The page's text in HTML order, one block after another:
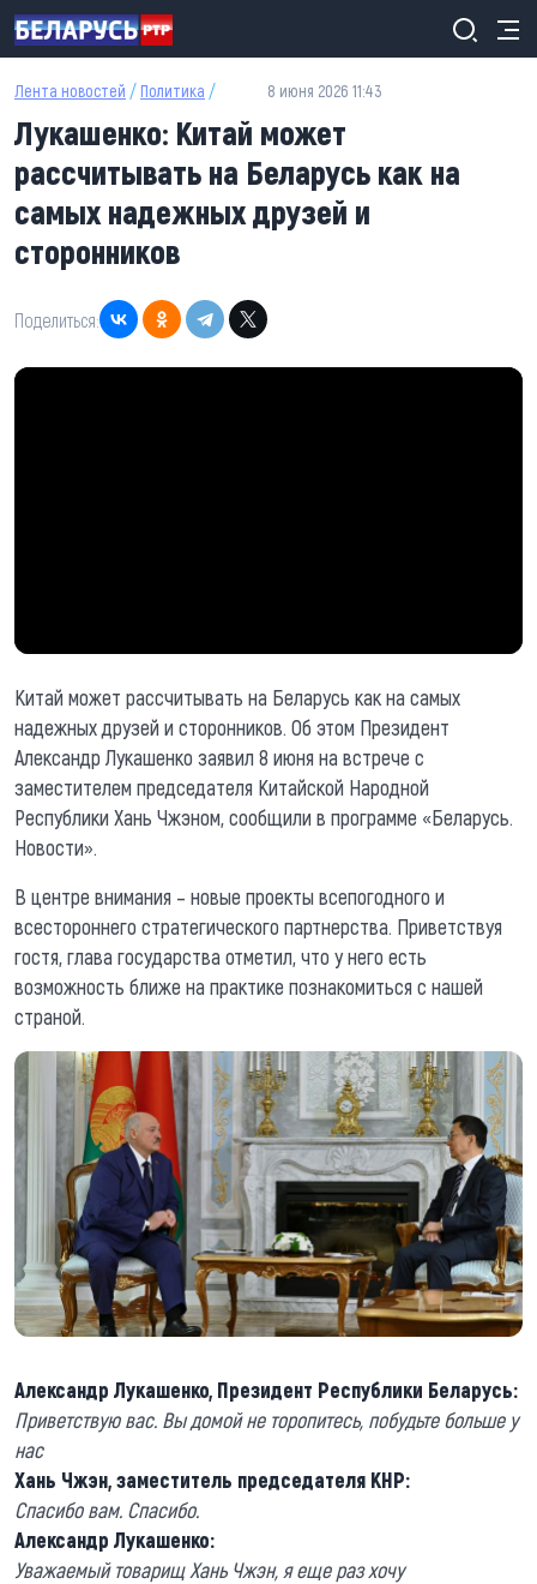
Перейти к основному содержанию
Лента новостей / Политика / 8 июня 2026 11:43
Лукашенко: Китай может
рассчитывать на Беларусь как на
самых надежных друзей и
сторонников
Поделиться:
Китай может рассчитывать на Беларусь как на самых
надежных друзей и сторонников. Об этом Президент
Александр Лукашенко заявил 8 июня на встрече с
заместителем председателя Китайской Народной
Республики Хань Чжэном, сообщили в программе «Беларусь.
Новости».
В центре внимания – новые проекты всепогодного и
всестороннего стратегического партнерства. Приветствуя
гостя, глава государства отметил, что у него есть
возможность ближе на практике познакомиться с нашей
страной.
Александр Лукашенко, Президент Республики Беларусь:
Приветствую вас. Вы домой не торопитесь, побудьте больше у
нас
Хань Чжэн, заместитель председателя КНР:
Спасибо вам. Спасибо.
Александр Лукашенко:
Уважаемый товарищ Хань Чжэн, я еще раз хочу